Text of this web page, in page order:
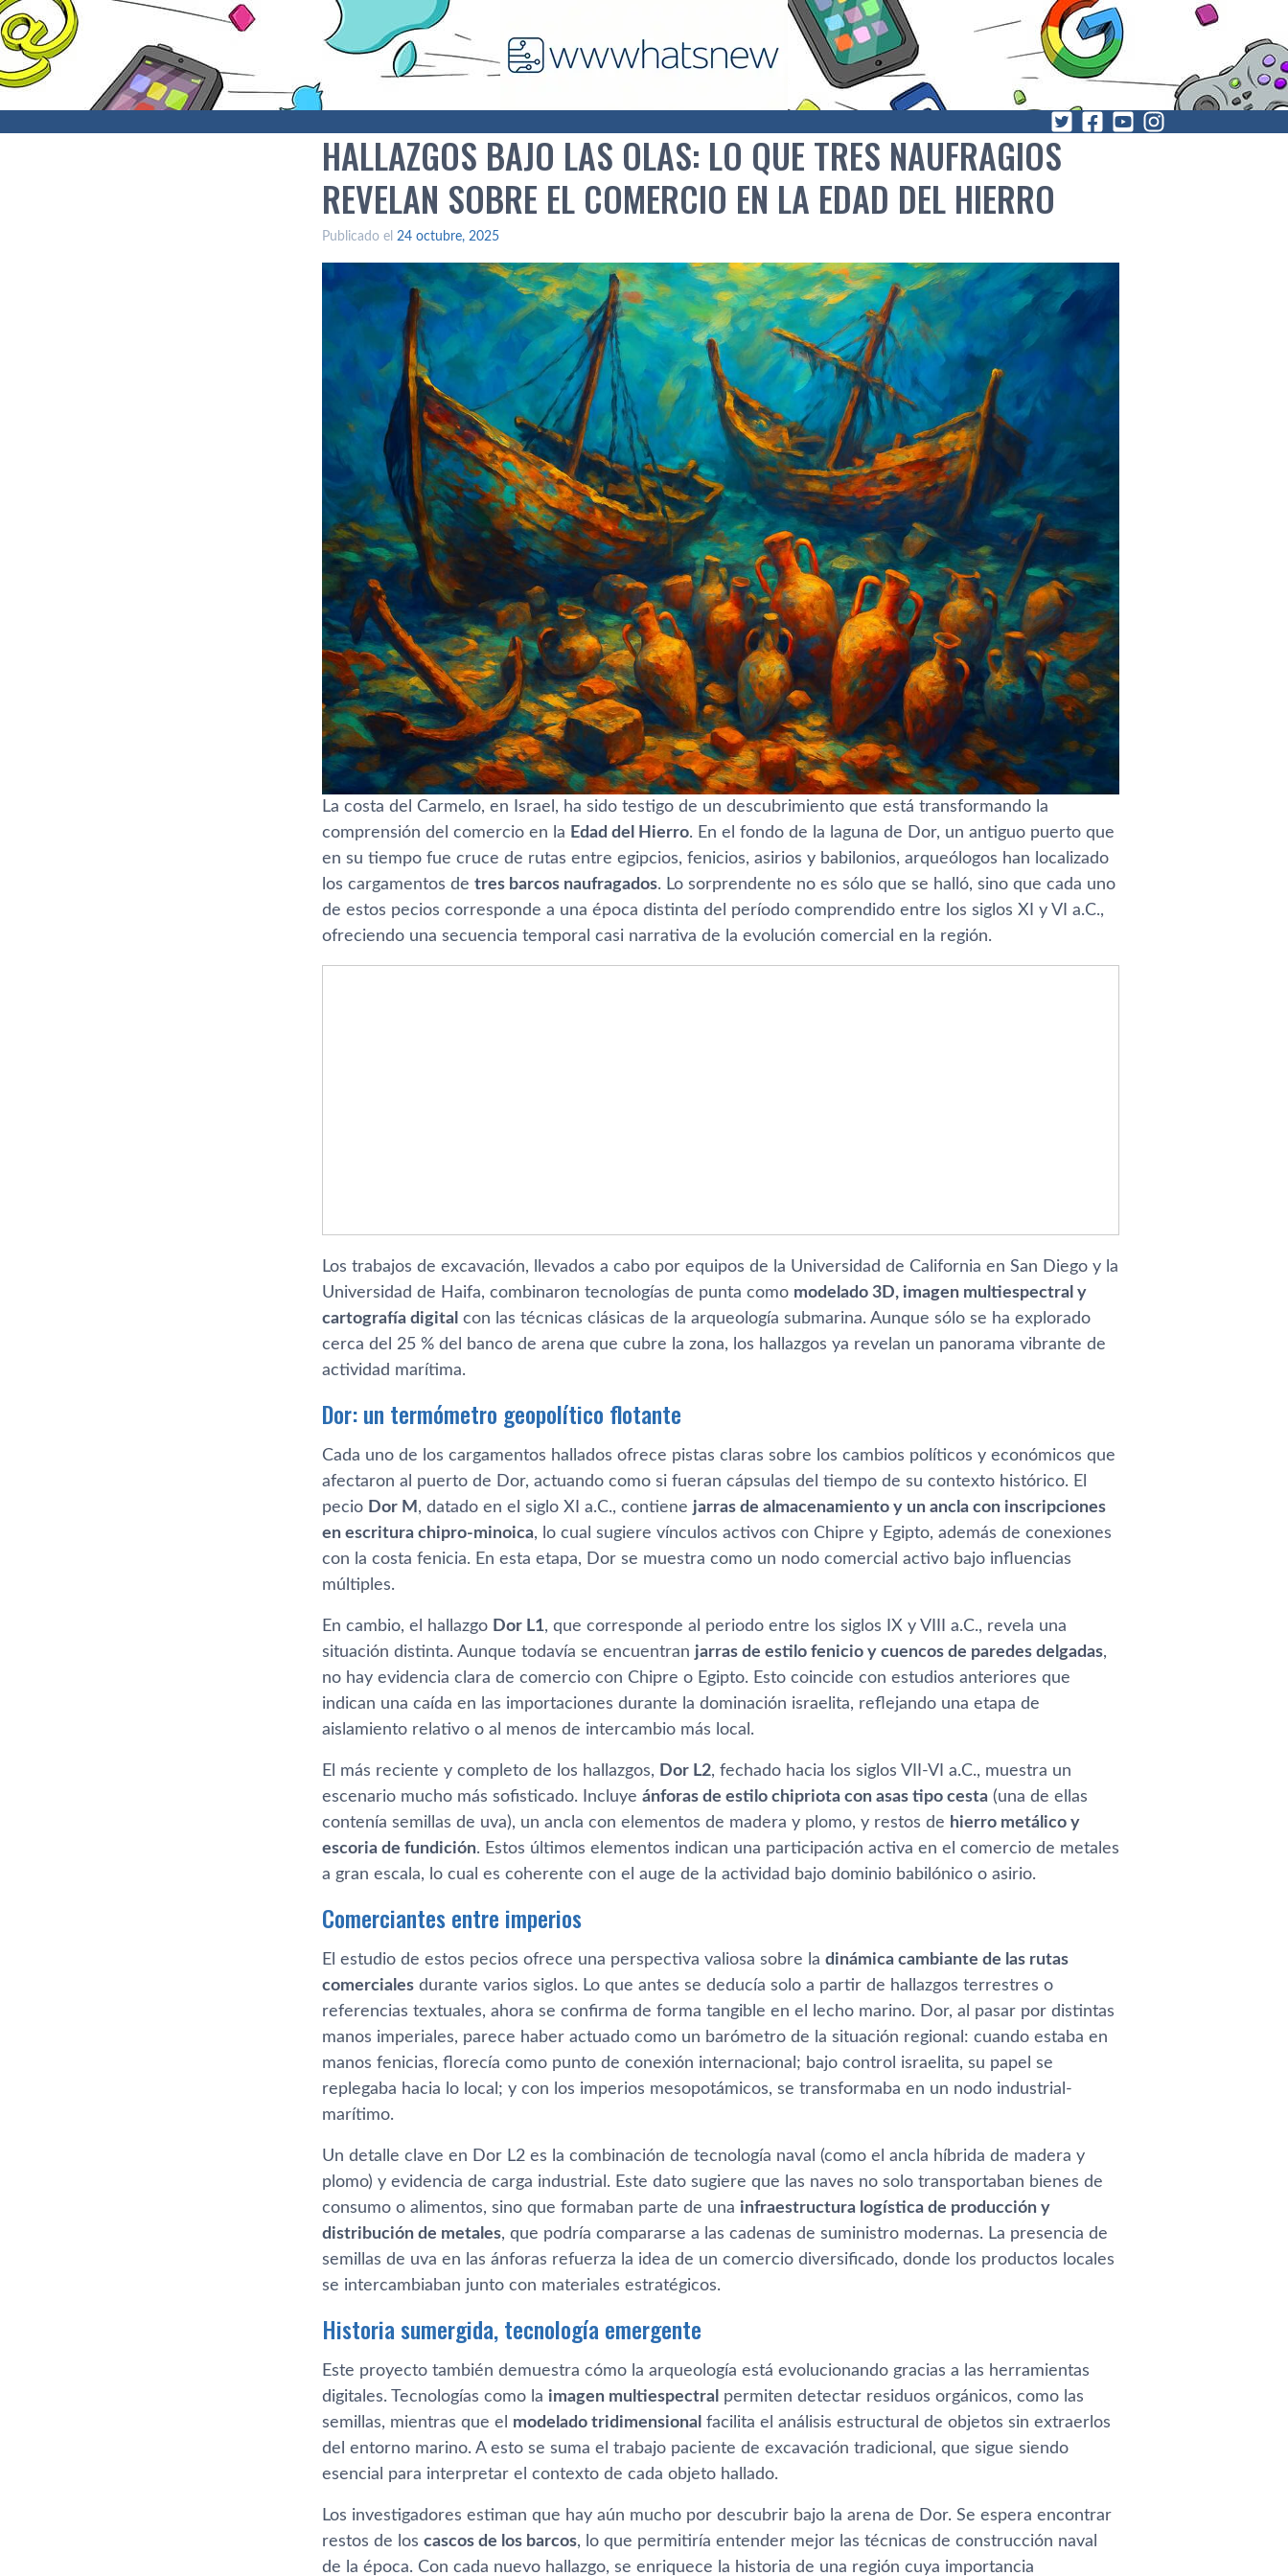
HALLAZGOS BAJO LAS OLAS: LO QUE TRES NAUFRAGIOS
REVELAN SOBRE EL COMERCIO EN LA EDAD DEL HIERRO
Publicado el 24 octubre, 2025
La costa del Carmelo, en Israel, ha sido testigo de un descubrimiento que está transformando la
comprensión del comercio en la Edad del Hierro. En el fondo de la laguna de Dor, un antiguo puerto que
en su tiempo fue cruce de rutas entre egipcios, fenicios, asirios y babilonios, arqueólogos han localizado
los cargamentos de tres barcos naufragados. Lo sorprendente no es sólo que se halló, sino que cada uno
de estos pecios corresponde a una época distinta del período comprendido entre los siglos XI y VI a.C.,
ofreciendo una secuencia temporal casi narrativa de la evolución comercial en la región.
Los trabajos de excavación, llevados a cabo por equipos de la Universidad de California en San Diego y la
Universidad de Haifa, combinaron tecnologías de punta como modelado 3D, imagen multiespectral y
cartografía digital con las técnicas clásicas de la arqueología submarina. Aunque sólo se ha explorado
cerca del 25 % del banco de arena que cubre la zona, los hallazgos ya revelan un panorama vibrante de
actividad marítima.
Dor: un termómetro geopolítico flotante
Cada uno de los cargamentos hallados ofrece pistas claras sobre los cambios políticos y económicos que
afectaron al puerto de Dor, actuando como si fueran cápsulas del tiempo de su contexto histórico. El
pecio Dor M , datado en el siglo XI a.C., contiene jarras de almacenamiento y un ancla con inscripciones
en escritura chipro-minoica, lo cual sugiere vínculos activos con Chipre y Egipto, además de conexiones
con la costa fenicia. En esta etapa, Dor se muestra como un nodo comercial activo bajo influencias
múltiples.
En cambio, el hallazgo Dor L1, que corresponde al periodo entre los siglos IX y VIII a.C., revela una
situación distinta. Aunque todavía se encuentran jarras de estilo fenicio y cuencos de paredes delgadas,
no hay evidencia clara de comercio con Chipre o Egipto. Esto coincide con estudios anteriores que
indican una caída en las importaciones durante la dominación israelita, reflejando una etapa de
aislamiento relativo o al menos de intercambio más local.
El más reciente y completo de los hallazgos, Dor L2, fechado hacia los siglos VII-VI a.C., muestra un
escenario mucho más sofisticado. Incluye ánforas de estilo chipriota con asas tipo cesta (una de ellas
contenía semillas de uva), un ancla con elementos de madera y plomo, y restos de hierro metálico y
escoria de fundición. Estos últimos elementos indican una participación activa en el comercio de metales
a gran escala, lo cual es coherente con el auge de la actividad bajo dominio babilónico o asirio.
Comerciantes entre imperios
El estudio de estos pecios ofrece una perspectiva valiosa sobre la dinámica cambiante de las rutas
comerciales durante varios siglos. Lo que antes se deducía solo a partir de hallazgos terrestres o
referencias textuales, ahora se confirma de forma tangible en el lecho marino. Dor, al pasar por distintas
manos imperiales, parece haber actuado como un barómetro de la situación regional: cuando estaba en
manos fenicias, florecía como punto de conexión internacional; bajo control israelita, su papel se
replegaba hacia lo local; y con los imperios mesopotámicos, se transformaba en un nodo industrial-
marítimo.
Un detalle clave en Dor L2 es la combinación de tecnología naval (como el ancla híbrida de madera y
plomo) y evidencia de carga industrial. Este dato sugiere que las naves no solo transportaban bienes de
consumo o alimentos, sino que formaban parte de una infraestructura logística de producción y
distribución de metales, que podría compararse a las cadenas de suministro modernas. La presencia de
semillas de uva en las ánforas refuerza la idea de un comercio diversificado, donde los productos locales
se intercambiaban junto con materiales estratégicos.
Historia sumergida, tecnología emergente
Este proyecto también demuestra cómo la arqueología está evolucionando gracias a las herramientas
digitales. Tecnologías como la imagen multiespectral permiten detectar residuos orgánicos, como las
semillas, mientras que el modelado tridimensional facilita el análisis estructural de objetos sin extraerlos
del entorno marino. A esto se suma el trabajo paciente de excavación tradicional, que sigue siendo
esencial para interpretar el contexto de cada objeto hallado.
Los investigadores estiman que hay aún mucho por descubrir bajo la arena de Dor. Se espera encontrar
restos de los cascos de los barcos, lo que permitiría entender mejor las técnicas de construcción naval
de la época. Con cada nuevo hallazgo, se enriquece la historia de una región cuya importancia